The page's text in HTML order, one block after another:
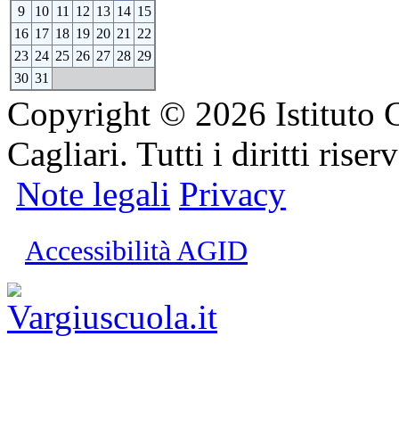
9
10 11 12 13 14 15
16 17 18 19 20 21
22
23 24 25 26 27 28 29
30 31
Copyright © 2026 Istituto
Cagliari. Tutti i diritti
Note legali Privacy
Accessibilità AGID